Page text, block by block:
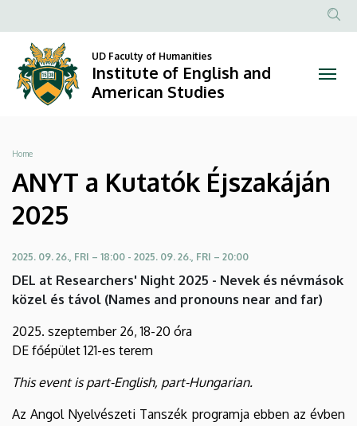
Kutatók
Éjszakáján
2025
Institute
of
English
and
American
Studies
to
content
Anonim
UD Faculty of Humanities
Institute of English and
American Studies
Breadcrumb
Home
ANYT a Kutatók Éjszakáján
2025
2025. 09. 26., FRI – 18:00 - 2025. 09. 26., FRI – 20:00
DEL at Researchers' Night 2025 - Nevek és névmások
közel és távol (Names and pronouns near and far)
2025. szeptember 26, 18-20 óra
DE főépület 121-es terem
This event is part-English, part-Hungarian.
Az Angol Nyelvészeti Tanszék programja ebben az évben